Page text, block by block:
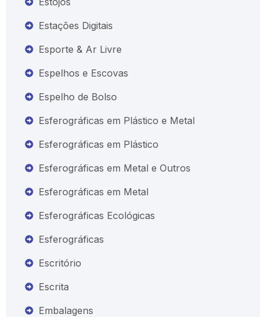
Estações Digitais
Esporte & Ar Livre
Espelhos e Escovas
Espelho de Bolso
Esferográficas em Plástico e Metal
Esferográficas em Plástico
Esferográficas em Metal e Outros
Esferográficas em Metal
Esferográficas Ecológicas
Esferográficas
Escritório
Escrita
Embalagens